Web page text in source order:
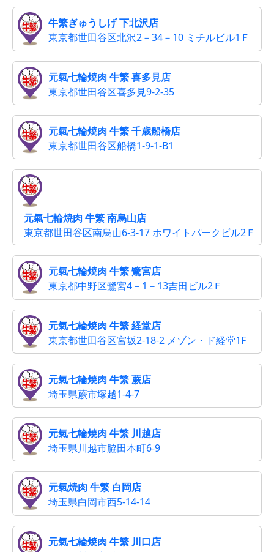
牛繁ぎゅうしげ 下北沢店
東京都世田谷区北沢2－34－10 ミチルビル1Ｆ
元氣七輪焼肉 牛繁 喜多見店
東京都世田谷区喜多見9-2-35
元氣七輪焼肉 牛繁 千歳船橋店
東京都世田谷区船橋1-9-1-B1
元氣七輪焼肉 牛繁 南烏山店
東京都世田谷区南烏山6-3-17 ホワイトパークビル2Ｆ
元氣七輪焼肉 牛繁 鷺宮店
東京都中野区鷺宮4－1－13吉田ビル2Ｆ
元氣七輪焼肉 牛繁 経堂店
東京都世田谷区宮坂2-18-2 メゾン・ド経堂1F
元氣七輪焼肉 牛繁 蕨店
埼玉県蕨市塚越1-4-7
元氣七輪焼肉 牛繁 川越店
埼玉県川越市脇田本町6-9
元氣焼肉 牛繁 白岡店
埼玉県白岡市西5-14-14
元氣七輪焼肉 牛繁 川口店